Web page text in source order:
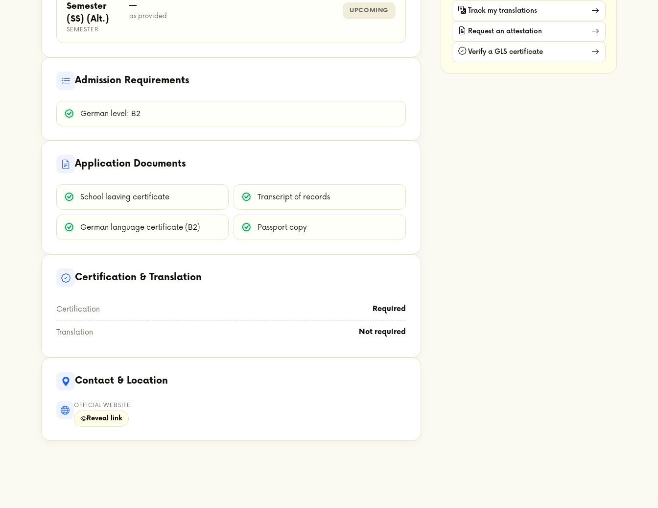
Semester
(SS) (Alt.)
SEMESTER
—
as provided
UPCOMING
Admission Requirements
German level: B2
Application Documents
School leaving certificate Transcript of records
German language certificate (B2) Passport copy
Certification & Translation
Certification Required
Translation Not required
Contact & Location
OFFICIAL WEBSITE
Reveal link
Track my translations
Request an attestation
Verify a GLS certificate